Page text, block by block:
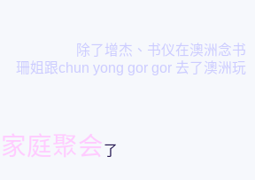
除了增杰、书仪在澳洲念书
珊姐跟chun yong gor gor 去了澳洲玩
庭聚会了